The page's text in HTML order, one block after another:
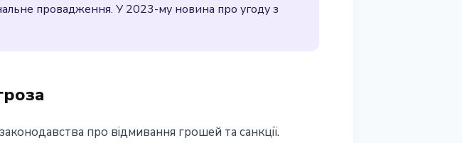
провадження. У 2023-му новина про угоду з
про відмивання грошей та санкції.